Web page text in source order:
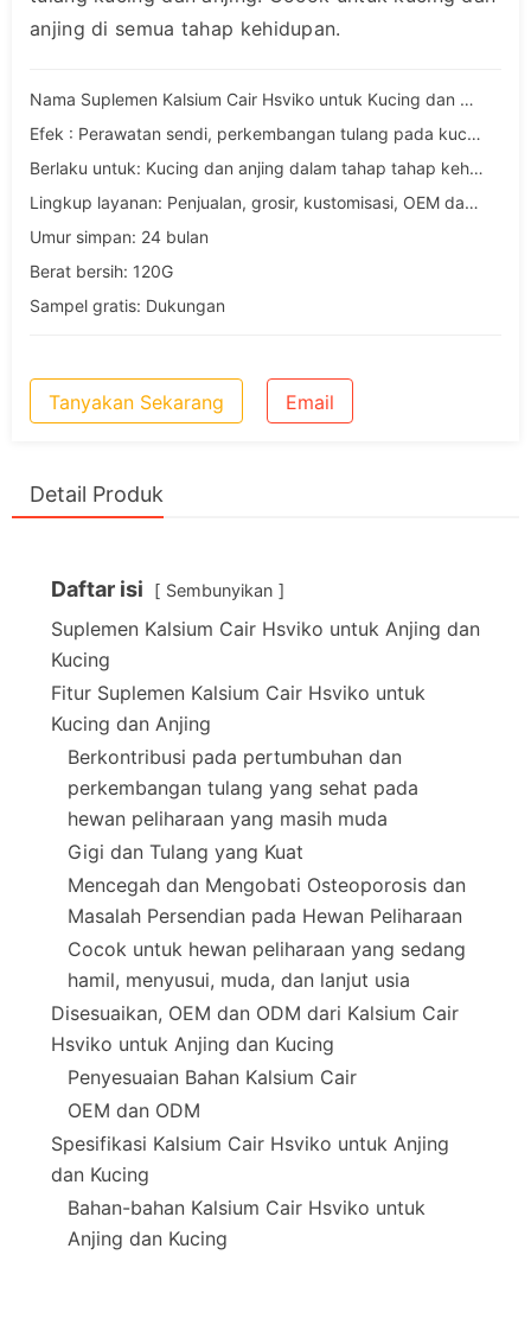
anjing di semua tahap kehidupan.
Nama Suplemen Kalsium Cair Hsviko untuk Kucing dan Anjing
Efek : Perawatan sendi, perkembangan tulang pada kucing dan anjing
Berlaku untuk: Kucing dan anjing dalam tahap tahap kehidupan penuh
Lingkup layanan: Penjualan, grosir, kustomisasi, OEM dan ODM
Umur simpan: 24 bulan
Berat bersih: 120G
Sampel gratis: Dukungan
Tanyakan Sekarang Email
Detail Produk
Daftar isi Sembunyikan
Suplemen Kalsium Cair Hsviko untuk Anjing dan
Kucing
Fitur Suplemen Kalsium Cair Hsviko untuk
Kucing dan Anjing
Berkontribusi pada pertumbuhan dan
perkembangan tulang yang sehat pada
hewan peliharaan yang masih muda
Gigi dan Tulang yang Kuat
Mencegah dan Mengobati Osteoporosis dan
Masalah Persendian pada Hewan Peliharaan
Cocok untuk hewan peliharaan yang sedang
hamil, menyusui, muda, dan lanjut usia
Disesuaikan, OEM dan ODM dari Kalsium Cair
Hsviko untuk Anjing dan Kucing
Penyesuaian Bahan Kalsium Cair
OEM dan ODM
Spesifikasi Kalsium Cair Hsviko untuk Anjing
dan Kucing
Bahan-bahan Kalsium Cair Hsviko untuk
Anjing dan Kucing